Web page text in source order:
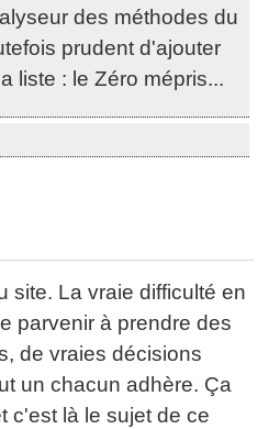
des méthodes du
prudent d'ajouter
liste : le Zéro mépris...
site. La vraie difficulté en
parvenir à prendre des
de vraies décisions
un chacun adhère. Ça
c'est là le sujet de ce